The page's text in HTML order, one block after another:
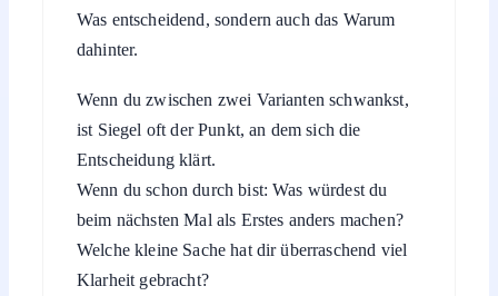
Was entscheidend, sondern auch das Warum
dahinter.
Wenn du zwischen zwei Varianten schwankst,
ist Siegel oft der Punkt, an dem sich die
Entscheidung klärt.
Wenn du schon durch bist: Was würdest du
beim nächsten Mal als Erstes anders machen?
Welche kleine Sache hat dir überraschend viel
Klarheit gebracht?